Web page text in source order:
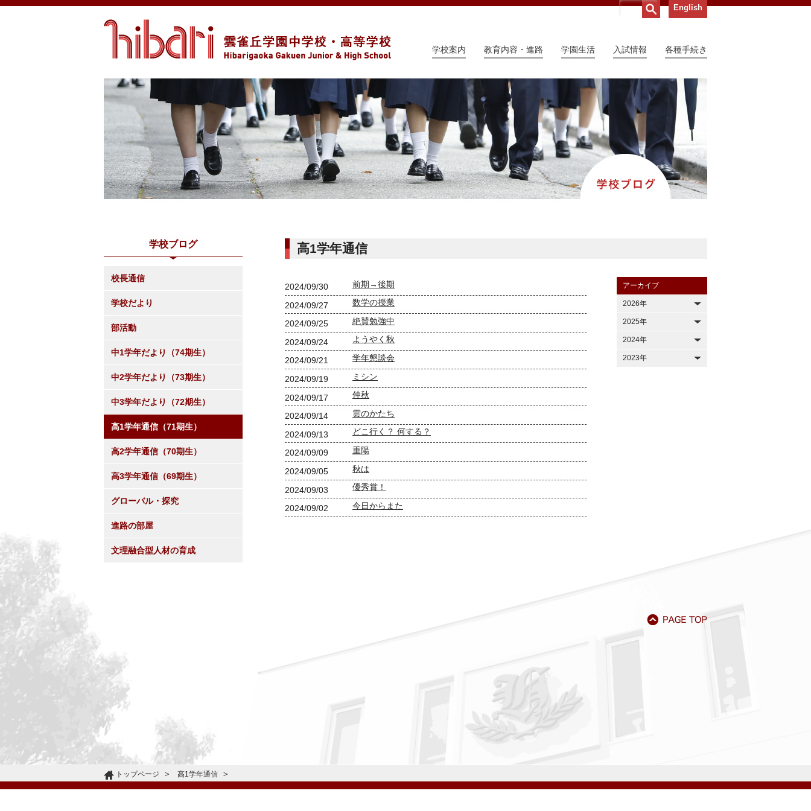
English
学校案内 教育内容・進路 学園生活 入試情報 各種手続き
高1学年通信
2024/09/30 前期→後期
2024/09/27 数学の授業
2024/09/25 絶賛勉強中
2024/09/24 ようやく秋
2024/09/21 学年懇談会
2024/09/19 ミシン
2024/09/17 仲秋
2024/09/14 雲のかたち
2024/09/13 どこ行く？ 何する？
2024/09/09 重陽
2024/09/05 秋は
2024/09/03 優秀賞！
2024/09/02 今日からまた
アーカイブ
2026年
2025年
2024年
2023年
学校ブログ
校長通信
学校だより
部活動
中1学年だより（74期生）
中2学年だより（73期生）
中3学年だより（72期生）
高1学年通信（71期生）
高2学年通信（70期生）
高3学年通信（69期生）
グローバル・探究
進路の部屋
文理融合型人材の育成
トップページ 高1学年通信